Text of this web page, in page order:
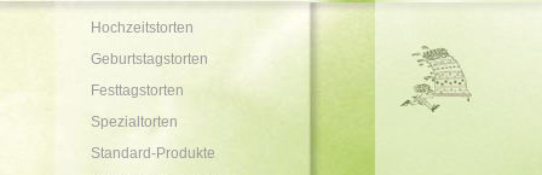
Hochzeitstorten
Geburtstagstorten
Festtagstorten
Spezialtorten
Standard-Produkte